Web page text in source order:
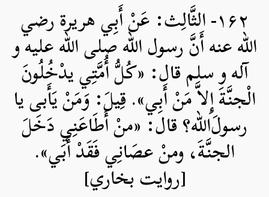
۱۶۲- الثَّالِث: عَنْ أَبِي هريرة رضي
الله عنه أَنَّ رسول الله صلی الله علیه و
آله و سلم قال: «كُلُّ أُمَّتِي يدْخُلُونَ
الْجنَّةَ إِلاَّ مَنْ أَبِي». قِيلَ: وَمَنْ يَأَبى يا
رسولَ‌الله؟ قال: «منْ أَطَاعَنِي دَخَلَ
الجنَّةَ، ومنْ عصَانِي فَقَدْ أَبَي».
[روایت بخاري]